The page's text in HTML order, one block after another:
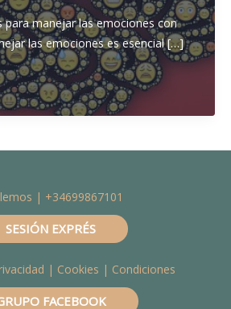
para manejar las emociones con
las emociones es esencial […]
| +34699867101
SESIÓN EXPRÉS
| Cookies | Condiciones
FACEBOOK